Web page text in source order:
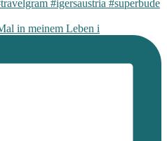
in meinem Leben i